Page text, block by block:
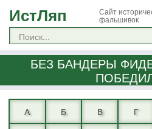
ИстЛяп Сайт
фальшивок
БЕЗ БАНДЕРЫ
А Б В Г